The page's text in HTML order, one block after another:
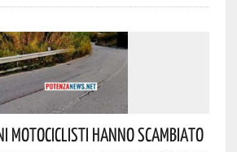
Motociclisti Hanno Scambiato